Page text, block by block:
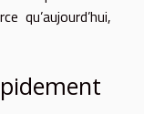
qu’aujourd’hui,